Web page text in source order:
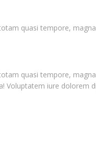
quasi tempore,
quasi tempore,
Voluptatem iure